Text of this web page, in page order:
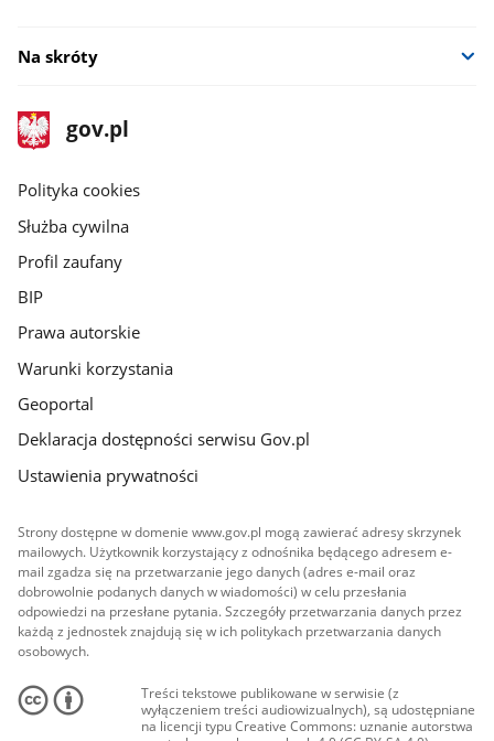
Na skróty
stopka
gov.pl
Strona
gov.pl
gov.pl
Polityka cookies
Służba cywilna
Profil zaufany
BIP
Prawa autorskie
Warunki korzystania
Geoportal
Deklaracja dostępności serwisu Gov.pl
Ustawienia prywatności
Strony dostępne w domenie www.gov.pl mogą zawierać adresy skrzynek
mailowych. Użytkownik korzystający z odnośnika będącego adresem e-
mail zgadza się na przetwarzanie jego danych (adres e-mail oraz
dobrowolnie podanych danych w wiadomości) w celu przesłania
odpowiedzi na przesłane pytania. Szczegóły przetwarzania danych przez
każdą z jednostek znajdują się w ich politykach przetwarzania danych
osobowych.
Treści tekstowe publikowane w serwisie (z
wyłączeniem treści audiowizualnych), są udostępniane
na licencji typu Creative Commons: uznanie autorstwa